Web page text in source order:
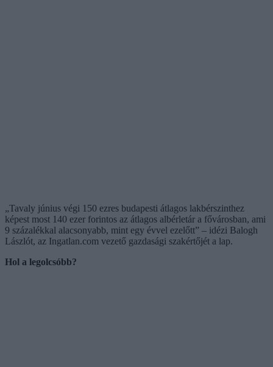
„Tavaly június végi 150 ezres budapesti átlagos lakbérszinthez
képest most 140 ezer forintos az átlagos albérletár a fővárosban, ami
9 százalékkal alacsonyabb, mint egy évvel ezelőtt” – idézi Balogh
Lászlót, az Ingatlan.com vezető gazdasági szakértőjét a lap.
Hol a legolcsóbb?